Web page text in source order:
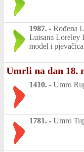
1987. - Rođena
Luisana Loreley
model i
Umrli na dan 18.
1410. - Umro
1781. - Umro